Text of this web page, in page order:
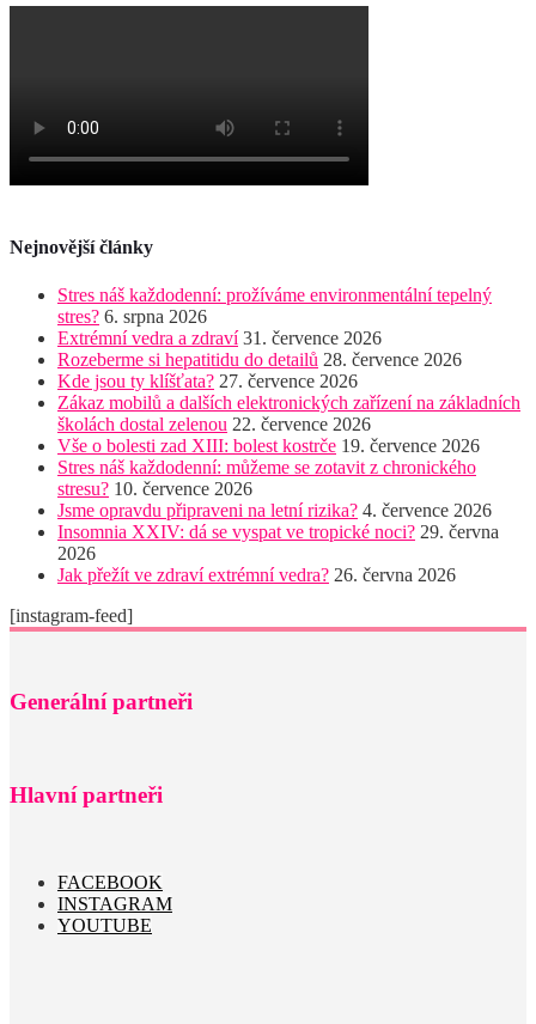
Nejnovější články
Stres náš každodenní: prožíváme environmentální tepelný
stres? 6. srpna 2026
Extrémní vedra a zdraví 31. července 2026
Rozeberme si hepatitidu do detailů 28. července 2026
Kde jsou ty klíšťata? 27. července 2026
Zákaz mobilů a dalších elektronických zařízení na základních
školách dostal zelenou 22. července 2026
Vše o bolesti zad XIII: bolest kostrče 19. července 2026
Stres náš každodenní: můžeme se zotavit z chronického
stresu? 10. července 2026
Jsme opravdu připraveni na letní rizika? 4. července 2026
Insomnia XXIV: dá se vyspat ve tropické noci? 29. června
2026
Jak přežít ve zdraví extrémní vedra? 26. června 2026
[instagram-feed]
Generální partneři
Hlavní partneři
FACEBOOK
INSTAGRAM
YOUTUBE